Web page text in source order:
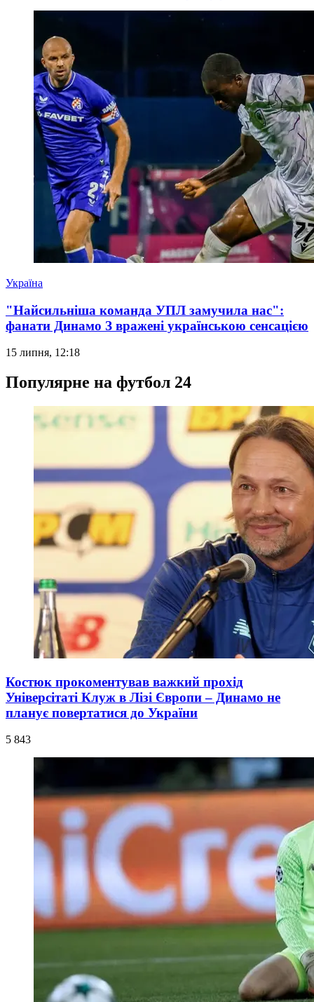
Україна
"Найсильніша команда УПЛ замучила нас":
фанати Динамо З вражені українською сенсацією
15 липня, 12:18
Популярне на футбол 24
Костюк прокоментував важкий прохід
Універсітаті Клуж в Лізі Європи – Динамо не
планує повертатися до України
5 843